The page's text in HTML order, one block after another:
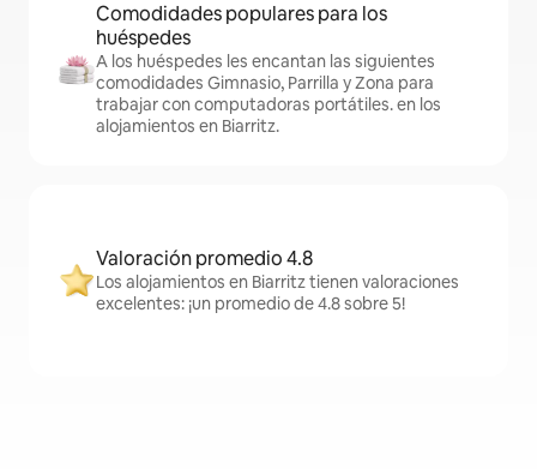
Comodidades populares para los
huéspedes
A los huéspedes les encantan las siguientes
comodidades Gimnasio, Parrilla y Zona para
trabajar con computadoras portátiles. en los
alojamientos en Biarritz.
Valoración promedio 4.8
Los alojamientos en Biarritz tienen valoraciones
excelentes: ¡un promedio de 4.8 sobre 5!